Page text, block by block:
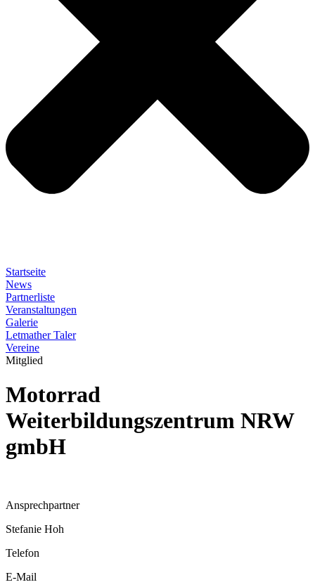
Startseite
News
Partnerliste
Veranstaltungen
Galerie
Letmather Taler
Vereine
Mitglied
Motorrad
Weiterbildungszentrum NRW
gmbH
Ansprechpartner
Stefanie Hoh
Telefon
E-Mail